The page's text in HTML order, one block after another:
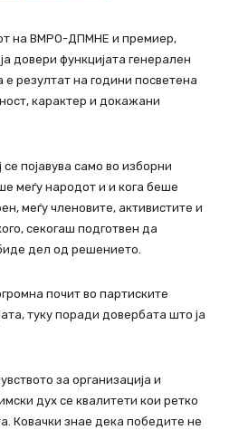
на ВМРО-ДПМНЕ и премиер,
довери функцијата генерален
е резултат на години посветена
карактер и докажани
појавува само во изборни
меѓу народот и и кога беше
меѓу членовите, активистите и
секогаш подготвен да
дел од решението.
почит во партиските
туку поради довербата што ја
за организација и
дух се квалитети кои ретко
Ковачки знае дека победите не